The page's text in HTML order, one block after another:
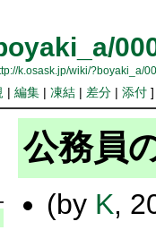
k.osask.jp/wiki/?boyaki_a/
| 編集| 凍結| 差分| 添付
公務員
(by K,